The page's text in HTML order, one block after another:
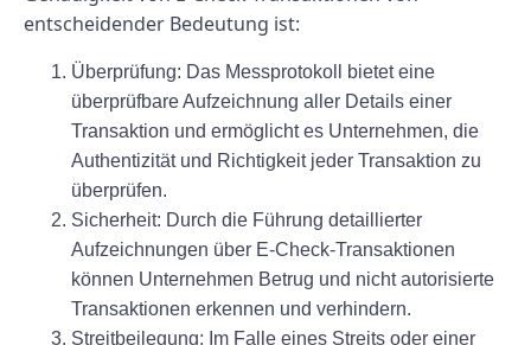
entscheidender Bedeutung ist:
Überprüfung: Das Messprotokoll bietet eine
überprüfbare Aufzeichnung aller Details einer
Transaktion und ermöglicht es Unternehmen, die
Authentizität und Richtigkeit jeder Transaktion zu
überprüfen.
Sicherheit: Durch die Führung detaillierter
Aufzeichnungen über E-Check-Transaktionen
können Unternehmen Betrug und nicht autorisierte
Transaktionen erkennen und verhindern.
Streitbeilegung: Im Falle eines Streits oder einer